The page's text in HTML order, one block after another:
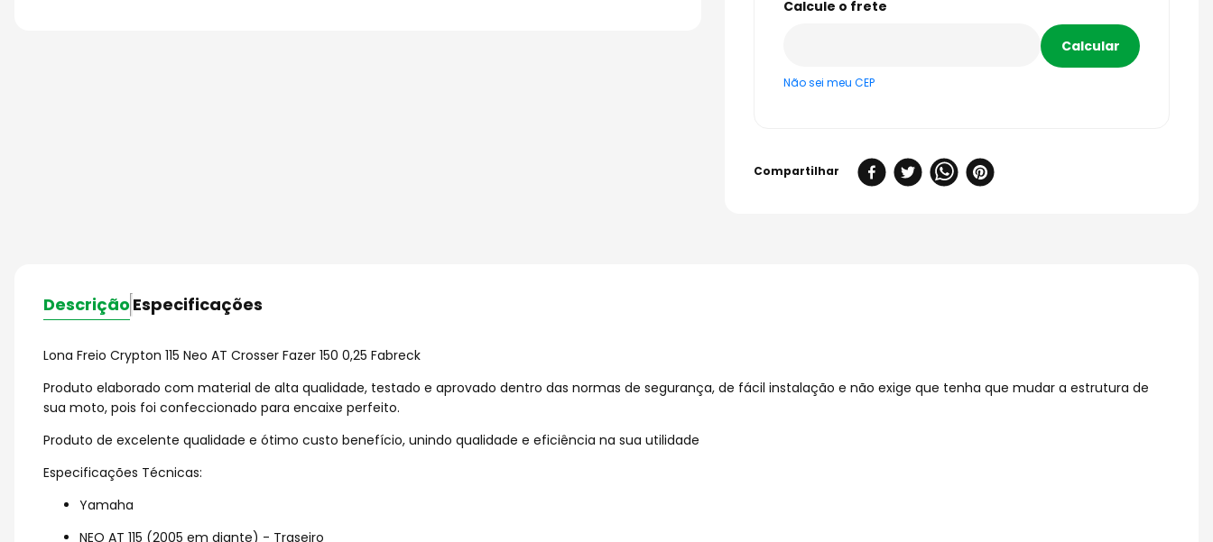
Não sei meu CEP
Descrição Especificações
Lona Freio Crypton 115 Neo AT Crosser Fazer 150 0,25 Fabreck
Produto elaborado com material de alta qualidade, testado e aprovado dentro das normas de segurança, de fácil instalação e não exige que tenha que mudar a estrutura de
sua moto, pois foi confeccionado para encaixe perfeito.
Produto de excelente qualidade e ótimo custo benefício, unindo qualidade e eficiência na sua utilidade
Especificações Técnicas:
Yamaha
NEO AT 115 (2005 em diante) - Traseiro